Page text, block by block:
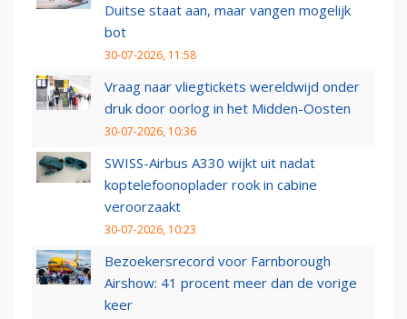
Duitse staat aan, maar vangen mogelijk
bot
30-07-2026, 11:58
Vraag naar vliegtickets wereldwijd onder
druk door oorlog in het Midden-Oosten
30-07-2026, 10:36
SWISS-Airbus A330 wijkt uit nadat
koptelefoonoplader rook in cabine
veroorzaakt
30-07-2026, 10:23
Bezoekersrecord voor Farnborough
Airshow: 41 procent meer dan de vorige
keer